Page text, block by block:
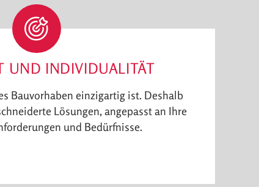
UND INDIVIDUALITÄT
Bauvorhaben einzigartig ist. Deshalb
Lösungen, angepasst an Ihre
und Bedürfnisse.